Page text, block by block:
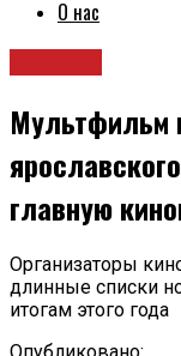
О нас
Мультфильм
главную
Организаторы
длинные списки
итогам этого года